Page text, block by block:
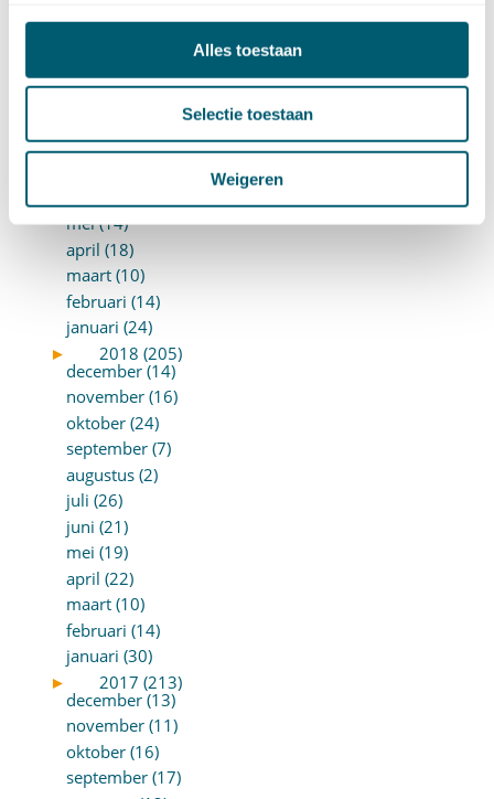
Alles toestaan
Selectie toestaan
Weigeren
►
2019 (147)
oktober (13)
augustus (10)
mei (14)
april (18)
maart (10)
februari (14)
januari (24)
►
2018 (205)
december (14)
november (16)
oktober (24)
september (7)
augustus (2)
juli (26)
juni (21)
mei (19)
april (22)
maart (10)
februari (14)
januari (30)
►
2017 (213)
december (13)
november (11)
oktober (16)
september (17)